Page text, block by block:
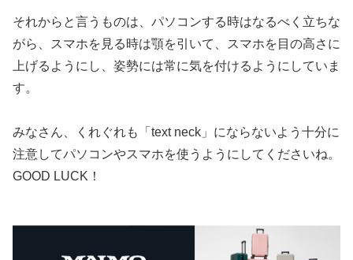
それからと言うものは、パソコンする時はなるべく立ちな
がら、スマホを見る時は顎を引いて、スマホを目の高さに
上げるようにし、姿勢には常に気を付けるようにしていま
す。
みなさん、くれぐれも「text neck」にならないよう十分に
注意してパソコンやスマホを使うようにしてくださいね。
GOOD LUCK！